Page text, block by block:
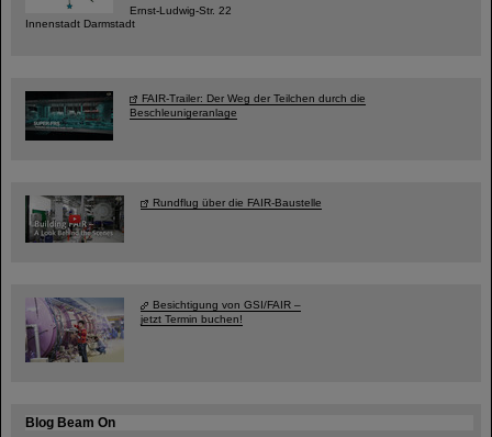
Ernst-Ludwig-Str. 22
Innenstadt Darmstadt
FAIR-Trailer: Der Weg der Teilchen durch die
Beschleunigeranlage
Rundflug über die FAIR-Baustelle
Besichtigung von GSI/FAIR –
jetzt Termin buchen!
Blog Beam On